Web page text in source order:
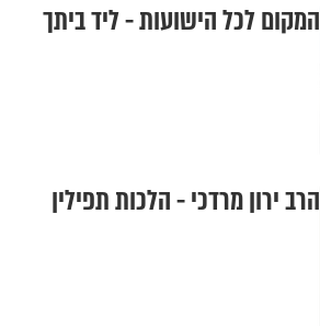
המקום לכל הישועות - ליד ביתך
הרב ירון מרדכי - הלכות תפילין